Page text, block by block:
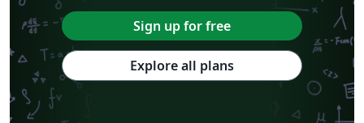
Sign up for free
Explore all plans